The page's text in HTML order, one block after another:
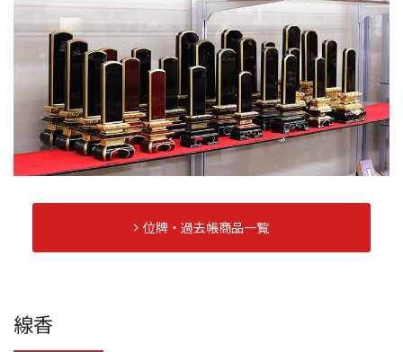
位牌・過去帳商品一覧
線香